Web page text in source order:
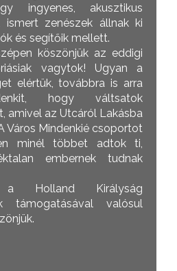
ingyenes, akusztikus
zenészek állnak ki
és segítőik mellett.
köszönjük az eddigi
vagytok! Ugyan a
elértük, továbbra is arra
hogy váltsatok
amivel az Utcáról Lakásba
Város Mindenkié csoportot
minél többet adtok ti,
embernek tudnak
Holland Királyság
támogatásával valósul